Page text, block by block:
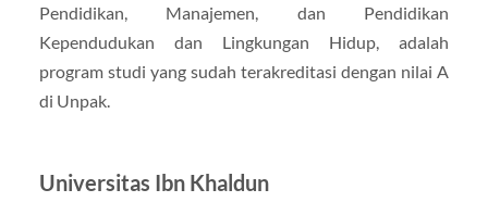
Pendidikan, Manajemen, dan Pendidikan
Kependudukan dan Lingkungan Hidup, adalah
program studi yang sudah terakreditasi dengan nilai A
di Unpak.
Universitas Ibn Khaldun